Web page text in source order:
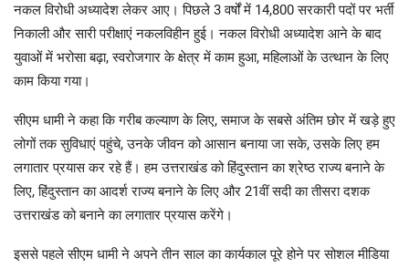
नकल विरोधी अध्यादेश लेकर आए। पिछले 3 वर्षों में 14,800 सरकारी पदों पर भर्ती
निकाली और सारी परीक्षाएं नकलविहीन हुई। नकल विरोधी अध्यादेश आने के बाद
युवाओं में भरोसा बढ़ा, स्वरोजगार के क्षेत्र में काम हुआ, महिलाओं के उत्थान के लिए
काम किया गया।
सीएम धामी ने कहा कि गरीब कल्याण के लिए, समाज के सबसे अंतिम छोर में खड़े हुए
लोगों तक सुविधाएं पहुंचे, उनके जीवन को आसान बनाया जा सके, उसके लिए हम
लगातार प्रयास कर रहे हैं। हम उत्तराखंड को हिंदुस्तान का श्रेष्ठ राज्य बनाने के
लिए, हिंदुस्तान का आदर्श राज्य बनाने के लिए और 21वीं सदी का तीसरा दशक
उत्तराखंड को बनाने का लगातार प्रयास करेंगे।
इससे पहले सीएम धामी ने अपने तीन साल का कार्यकाल पूरे होने पर सोशल मीडिया